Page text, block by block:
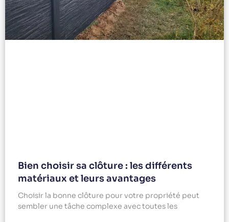
Bien choisir sa clôture : les différents
matériaux et leurs avantages
Choisir la bonne clôture pour votre propriété peut
sembler une tâche complexe avec toutes les